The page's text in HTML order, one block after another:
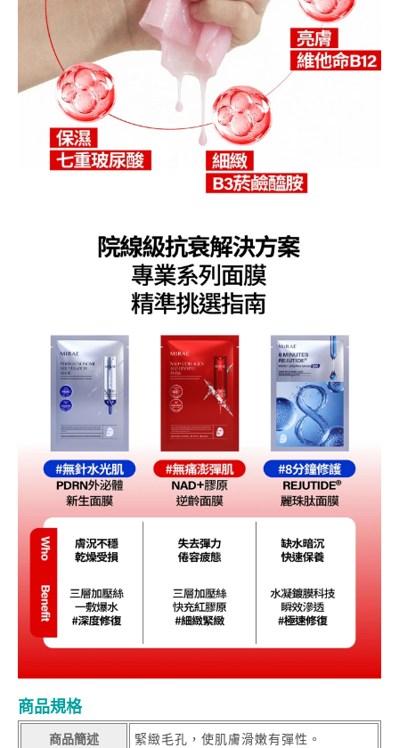
商品規格
商品簡述 緊緻毛孔，使肌膚滑嫩有彈性。